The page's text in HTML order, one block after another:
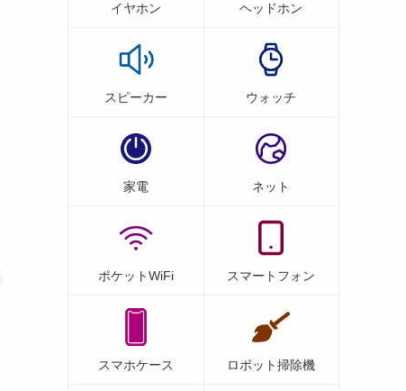
イヤホン ヘッドホン
スピーカー ウォッチ
家電 ネット
ポケットWiFi スマートフォン
スマホケース ロボット掃除機